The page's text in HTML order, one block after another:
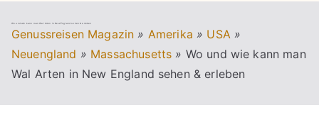
Wo und wie kann man Wal Arten in New England sehen & erleben
Genussreisen Magazin » Amerika » USA »
Neuengland » Massachusetts » Wo und wie kann man
Wal Arten in New England sehen & erleben